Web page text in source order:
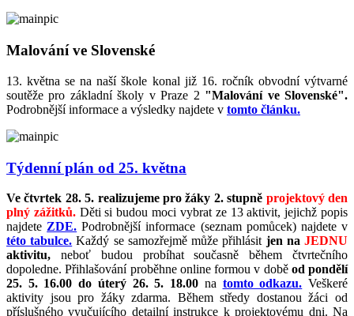
Malování ve Slovenské
13. května se na naší škole konal již 16. ročník obvodní výtvarné
soutěže pro základní školy v Praze 2 "Malování ve Slovenské".
Podrobnější informace a výsledky najdete v tomto článku.
Týdenní plán od 25. května
Ve čtvrtek 28. 5. realizujeme pro žáky 2. stupně projektový den
plný zážitků.Děti si budou moci vybrat ze 13 aktivit, jejichž popis
najdete ZDE. Podrobnější informace (seznam pomůcek) najdete v
této tabulce. Každý se samozřejmě může přihlásit jen naJEDNU
aktivitu, neboť budou probíhat současně během čtvrtečního
dopoledne. Přihlašování proběhne online formou v době od pondělí
25. 5. 16.00 do úterý 26. 5. 18.00 na tomto odkazu. Veškeré
aktivity jsou pro žáky zdarma. Během středy dostanou žáci od
příslušného vyučujícího detailní instrukce k projektovému dni. Na